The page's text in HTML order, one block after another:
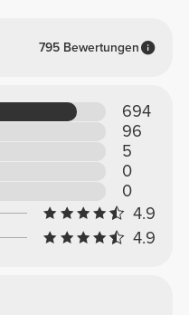
795 Bewertungen
694
96
5
0
0
4.9
4.9